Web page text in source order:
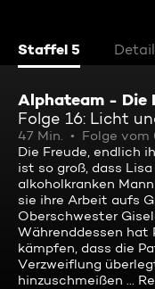
Staffel 5
Alphateam - Die
Folge 16: Licht
47 Min. Folge vom
Die Freude, endlich
ist so groß, dass
alkoholkranken
sie ihre Arbeit aufs
Oberschwester
Währenddessen hat
kämpfen, dass die
Verzweiflung
hinzuschmeißen ...